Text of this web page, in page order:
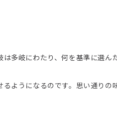
多岐にわたり、何を基準に選ん
ようになるのです。思い通りの